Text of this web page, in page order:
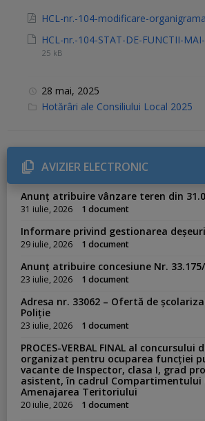
HCL-nr.-104-modificare-
HCL-nr.-104-STAT-DE-FUNCTII-
25 kB
28 mai, 2025
C
r
i
e
s
Hotărâri ale Consiliului Local 2025
AVIZIER ELECTRONIC
Anunț atribuire vânzare teren din
31 iulie, 2026 1 document
Informare privind gestionarea
29 iulie, 2026 1 document
Anunț atribuire concesiune Nr. 33.175/
23 iulie, 2026 1 document
Adresa nr. 33062 – Ofertă de
Poliție
23 iulie, 2026 1 document
PROCES-VERBAL FINAL al concursului
organizat pentru ocuparea funcției
vacante de Inspector, clasa I, grad
asistent, în cadrul Compartimentului
Amenajarea Teritoriului
20 iulie, 2026 1 document